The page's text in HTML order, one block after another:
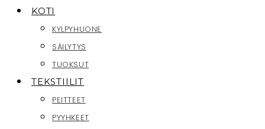
KOTI
KYLPYHUONE
SÄILYTYS
TUOKSUT
TEKSTIILIT
PEITTEET
PYYHKEET